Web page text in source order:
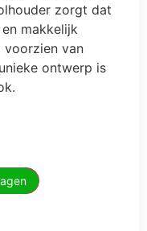
zorgt dat
makkelijk
voorzien van
ontwerp is